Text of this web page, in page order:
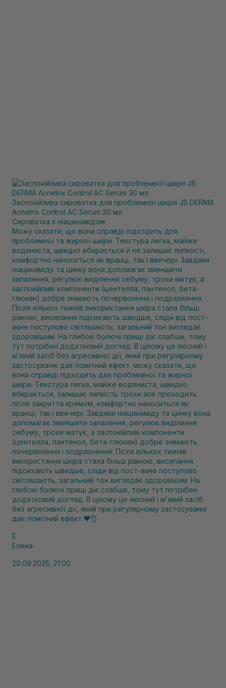
Заспокійлива сироватка для проблемної шкіри JS DERMA
Acnetrix Control AC Serum 30 мл
Сироватка з ніацинамідом
Можу сказати, що вона справді підходить для
проблемної та жирної шкіри. Текстура легка, майже
водяниста, швидко вбирається й не залишає липкості,
комфортно наноситься як вранці, так і ввечері. Завдяки
ніацинаміду та цинку вона допомагає зменшити
запалення, регулює виділення себуму, трохи матує, а
заспокійливі компоненти (центелла, пантенол, бета-
глюкан) добре знімають почервоніння і подразнення.
Після кількох тижнів використання шкіра стала більш
рівною, висипання підсихають швидше, сліди від пост-
акне поступово світлішають, загальний тон виглядає
здоровішим. На глибокі болючі прищі діє слабше, тому
тут потрібен додатковий догляд. В цілому це якісний і
м’який засіб без агресивної дії, який при регулярному
застосуванні дає помітний ефект. можу сказати, що
вона справді підходить для проблемної та жирної
шкіри. Текстура легка, майже водяниста, швидко
вбирається, залишає липкість трохи але проходить
після закриття кремом, комфортно наноситься як
вранці, так і ввечері. Завдяки ніацинаміду та цинку вона
допомагає зменшити запалення, регулює виділення
себуму, трохи матує, а заспокійливі компоненти
(центелла, пантенол, бета-глюкан) добре знімають
почервоніння і подразнення. Після кількох тижнів
використання шкіра стала більш рівною, висипання
підсихають швидше, сліди від пост-акне поступово
світлішають, загальний тон виглядає здоровішим. На
глибокі болючі прищі діє слабше, тому тут потрібен
додатковий догляд. В цілому це якісний і м’який засіб
без агресивної дії, який при регулярному застосуванні
дає помітний ефект.❤️👌
Е
Елена
20.09.2025, 21:00